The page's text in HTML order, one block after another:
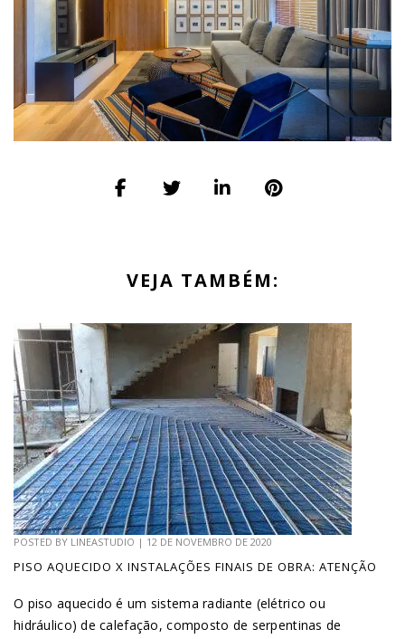
VEJA TAMBÉM:
POSTED BY LINEASTUDIO | 12 DE NOVEMBRO DE 2020
PISO AQUECIDO X INSTALAÇÕES FINAIS DE OBRA: ATENÇÃO
O piso aquecido é um sistema radiante (elétrico ou
hidráulico) de calefação, composto de serpentinas de